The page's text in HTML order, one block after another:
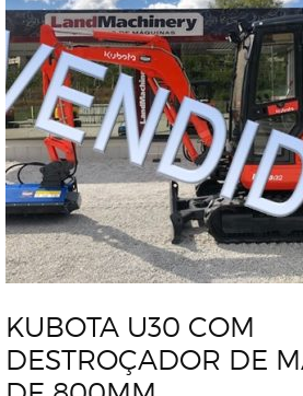
KUBOTA U30 COM
DESTROÇADOR DE